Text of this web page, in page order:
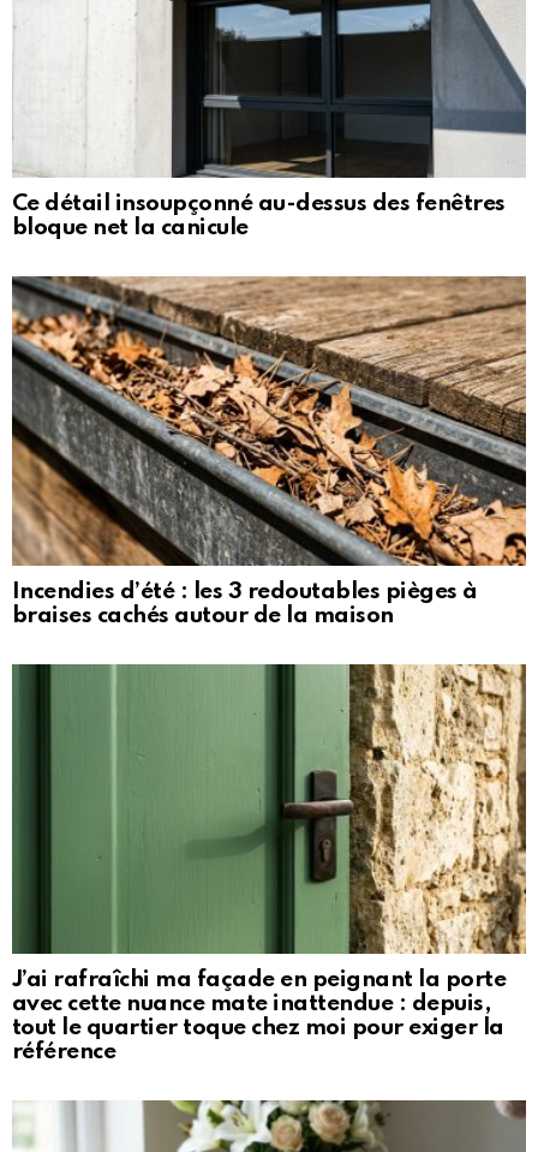
Ce détail insoupçonné au-dessus des fenêtres
bloque net la canicule
Incendies d’été : les 3 redoutables pièges à
braises cachés autour de la maison
J’ai rafraîchi ma façade en peignant la porte
avec cette nuance mate inattendue : depuis,
tout le quartier toque chez moi pour exiger la
référence